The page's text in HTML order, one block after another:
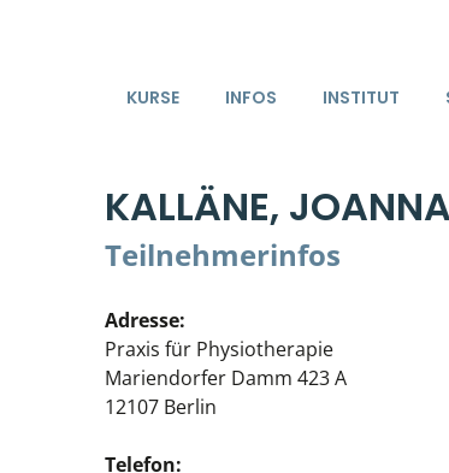
KURSE INFOS INSTITUT
KALLÄNE, JOANNA
Teilnehmerinfos
Adresse:
Praxis für Physiotherapie
Mariendorfer Damm 423 A
12107 Berlin
Telefon: